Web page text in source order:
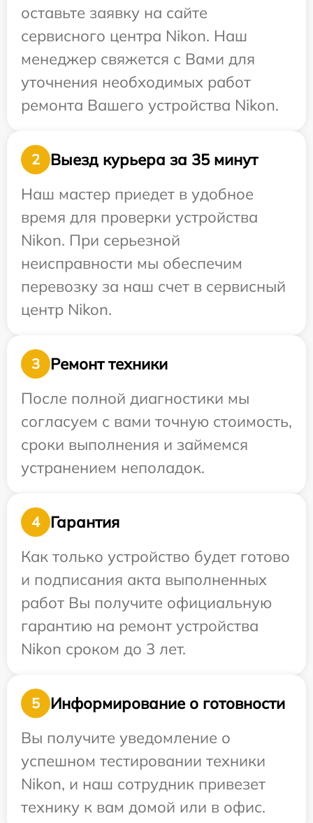
оставьте заявку на сайте
сервисного центра Nikon. Наш
менеджер свяжется с Вами для
уточнения необходимых работ
ремонта Вашего устройства Nikon.
2
Выезд курьера за 35 минут
Наш мастер приедет в удобное
время для проверки устройства
Nikon. При серьезной
неисправности мы обеспечим
перевозку за наш счет в сервисный
центр Nikon.
3
Ремонт техники
После полной диагностики мы
согласуем с вами точную стоимость,
сроки выполнения и займемся
устранением неполадок.
4
Гарантия
Как только устройство будет готово
и подписания акта выполненных
работ Вы получите официальную
гарантию на ремонт устройства
Nikon сроком до 3 лет.
5
Информирование о готовности
Вы получите уведомление о
успешном тестировании техники
Nikon, и наш сотрудник привезет
технику к вам домой или в офис.